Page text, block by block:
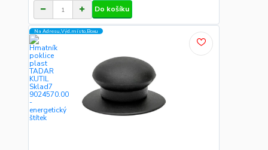
Do košíku
Na Adresu,Výd.místo,Boxu